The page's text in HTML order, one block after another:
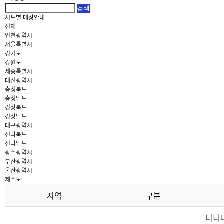
시도별 매장안내
전체
인천광역시
서울특별시
경기도
강원도
세종특별시
대전광역시
충청북도
충청남도
경상북도
경상남도
대구광역시
전라북도
전라남도
광주광역시
부산광역시
울산광역시
제주도
지역 구분
티티